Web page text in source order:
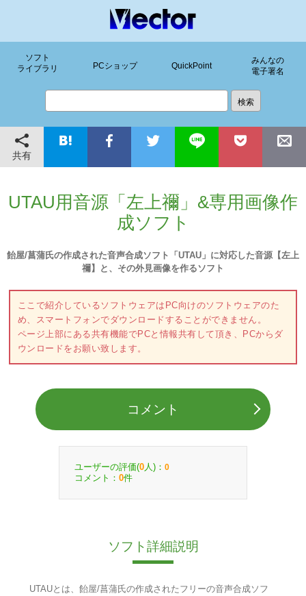
ソフト
ライブラリ
PCショップ QuickPoint
みんなの
電子署名
共有
UTAU用音源「左上禰」&専用画像作
成ソフト
飴屋/菖蒲氏の作成された音声合成ソフト「UTAU」に対応した音源【左上
禰】と、その外見画像を作るソフト
ここで紹介しているソフトウェアはPC向けのソフトウェアのた
め、スマートフォンでダウンロードすることができません。
ページ上部にある共有機能でPCと情報共有して頂き、PCからダ
ウンロードをお願い致します。
コメント
ユーザーの評価(0 人)： 0
コメント： 0件
ソフト詳細説明
UTAUとは、飴屋/菖蒲氏の作成されたフリーの音声合成ソフ